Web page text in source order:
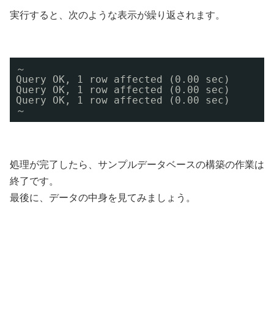
実行すると、次のような表示が繰り返されます。
～
Query OK, 1 row affected (0.00 sec)
Query OK, 1 row affected (0.00 sec)
Query OK, 1 row affected (0.00 sec)
～
処理が完了したら、サンプルデータベースの構築の作業は
終了です。
最後に、データの中身を見てみましょう。